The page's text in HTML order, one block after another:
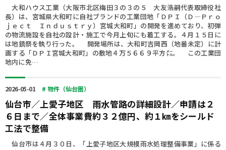
大和ハウス工業（大阪市北区梅田３の３の５ 大友浩嗣代表取締役社
長）は、宮城県大和町に自社ブランドの工業団地「ＤＰＩ（Ｄ―Ｐｒｏ
ｊｅｃｔ Ｉｎｄｕｓｔｒｙ）宮城大和町」の開発を進めており、初弾
の物流施設を自社の設計・施工で今月上旬にも着工する。４月１５日に
は地鎮祭を執り行った。 開発場所は、大和町吉岡西（地番未定）に計
画する「ＤＰＩ宮城大和町」の敷地４万５６６９平方㍍。 この工業団
地内に免…
2026-05-01 # 物件（仙台圏）
仙台市／上愛子地区 雨水管路の詳細設計／申請は２
６日まで／全体事業費約３２億円、約１㎞をシールド
工法で整備
仙台市は４月３０日、「上愛子地区大規模雨水処理整備事業」に係る